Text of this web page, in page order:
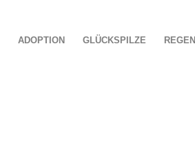
ADOPTION GLÜCKSPILZE